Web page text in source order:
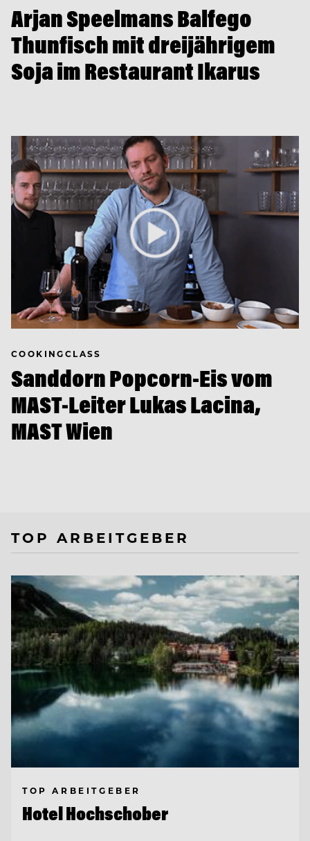
Arjan Speelmans Balfego
Thunfisch mit dreijährigem
Soja im Restaurant Ikarus
COOKINGCLASS
Sanddorn Popcorn-Eis vom
MAST-Leiter Lukas Lacina,
MAST Wien
TOP ARBEITGEBER
TOP ARBEITGEBER
Hotel Hochschober